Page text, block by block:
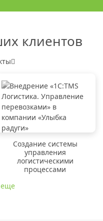
клиентов
Создание системы
управления
логистическими
процессами
еще